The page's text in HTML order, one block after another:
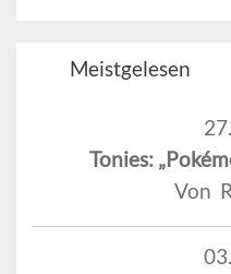
Meistgelesen
Tonies:
Von